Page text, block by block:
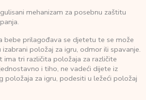
mehanizam za posebnu zaštitu
bebe prilagođava se djetetu te se može
položaj za igru, odmor ili spavanje.
ima tri različita položaja za različite
i tiho, ne vadeći dijete iz
položaja za igru, podesiti u ležeći položaj